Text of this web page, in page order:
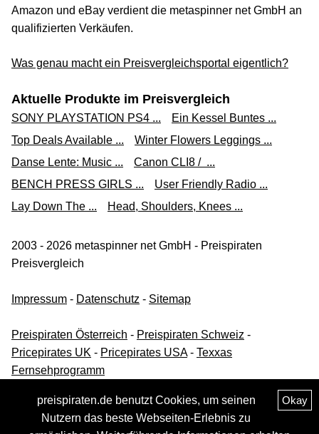
Amazon und eBay verdient die metaspinner net GmbH an
qualifizierten Verkäufen.
Was genau macht ein Preisvergleichsportal eigentlich?
Aktuelle Produkte im Preisvergleich
SONY PLAYSTATION PS4 ...
Ein Kessel Buntes ...
Top Deals Available ...
Winter Flowers Leggings ...
Danse Lente: Music ...
Canon CLI8 / ...
BENCH PRESS GIRLS ...
User Friendly Radio ...
Lay Down The ...
Head, Shoulders, Knees ...
2003 - 2026 metaspinner net GmbH - Preispiraten
Preisvergleich
Impressum - Datenschutz - Sitemap
Preispiraten Österreich - Preispiraten Schweiz -
Pricepirates UK - Pricepirates USA- Texxas
Fernsehprogramm
Okay
preispiraten.de benutzt Cookies, um seinen
Nutzern das beste Webseiten-Erlebnis zu